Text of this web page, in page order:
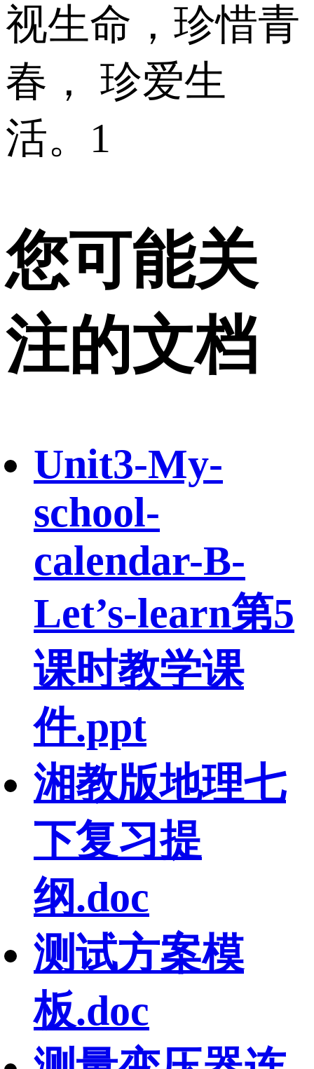
视生命，珍惜青
春， 珍爱生
活。1
您可能关
注的文档
Unit3-My-
school-
calendar-B-
Let’s-learn第5
课时教学课
件.ppt
湘教版地理七
下复习提
纲.doc
测试方案模
板.doc